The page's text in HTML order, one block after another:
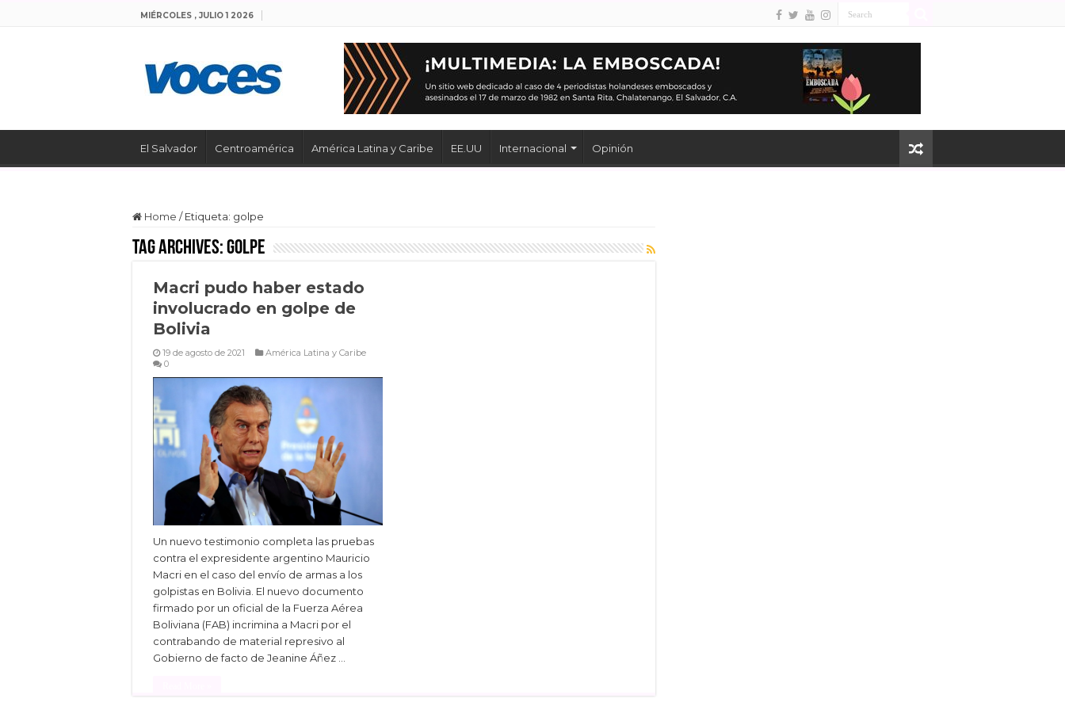
MIÉRCOLES , JULIO 1 2026
El Salvador Centroamérica América Latina y Caribe EE.UU Internacional Opinión
Home / Etiqueta: golpe
Tag Archives:golpe
Macri pudo haber estado
involucrado en golpe de
Bolivia
19 de agosto de 2021
América Latina y Caribe
0
Un nuevo testimonio completa las pruebas
contra el expresidente argentino Mauricio
Macri en el caso del envío de armas a los
golpistas en Bolivia. El nuevo documento
firmado por un oficial de la Fuerza Aérea
Boliviana (FAB) incrimina a Macri por el
contrabando de material represivo al
Gobierno de facto de Jeanine Áñez …